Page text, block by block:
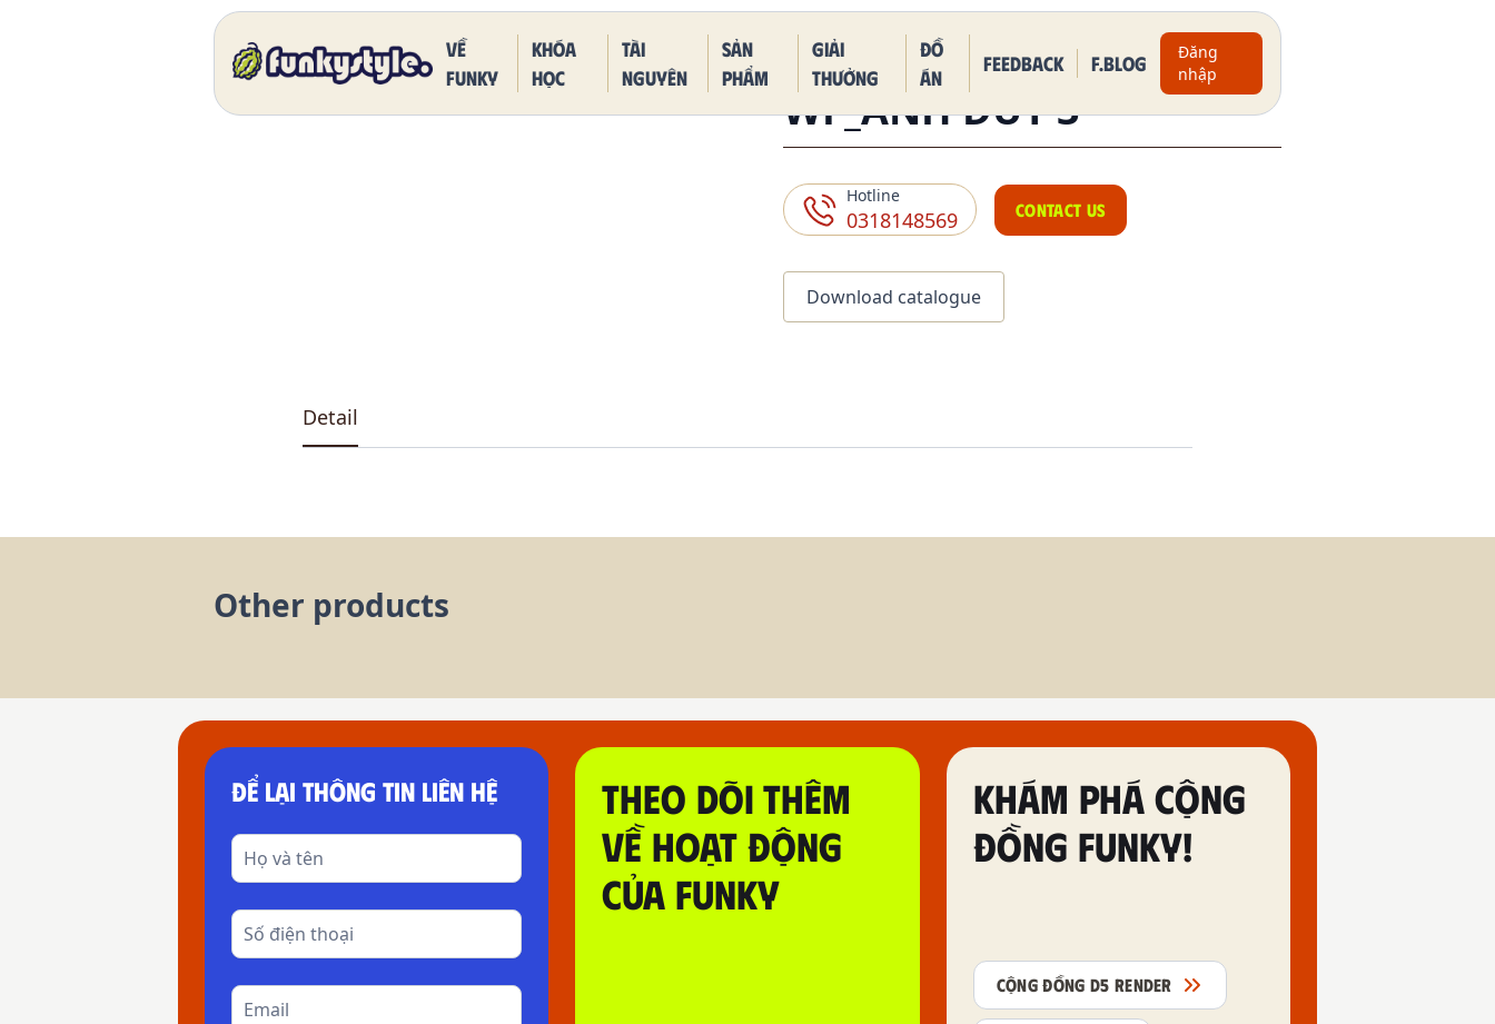
Về
funky
Khóa
học
Tài
nguyên
Sản
phẩm
Giải
thưởng
Đồ
án
Feedback F.BLOG
Đăng
nhập
Home Our Products DK 5011 One Piece Kaido Blue Dragon Form
WF_ANH DUY 3
Hotline
0318148569 CONTACT US
Download catalogue
Detail
Other products
ĐỂ LẠI THÔNG TIN LIÊN HỆ
THEO DÕI THÊM
VỀ HOẠT ĐỘNG
CỦA FUNKY
KHÁM PHÁ CỘNG
ĐỒNG FUNKY!
CỘNG ĐỒNG D5 RENDER